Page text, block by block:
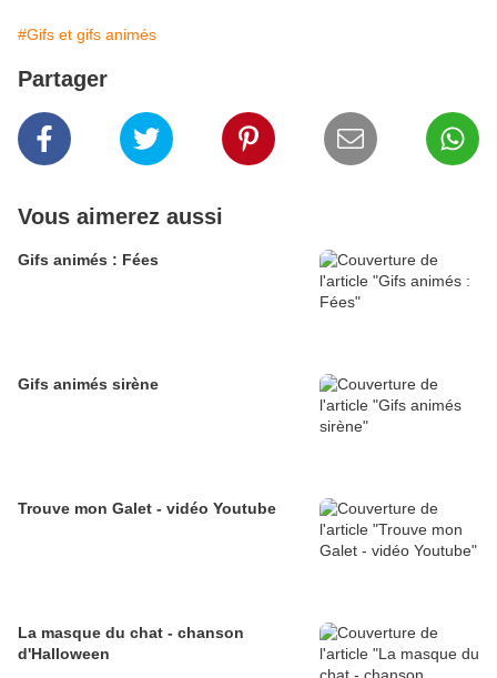
#Gifs et gifs animés
Partager
Vous aimerez aussi
Gifs animés : Fées
Gifs animés sirène
Trouve mon Galet - vidéo Youtube
La masque du chat - chanson
d'Halloween